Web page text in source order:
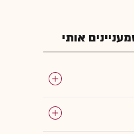
אותי